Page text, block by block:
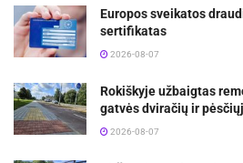
Europos sveikatos
sertifikatas
2026-08-07
Rokiškyje užbaigtas
gatvės dviračių ir
2026-08-07